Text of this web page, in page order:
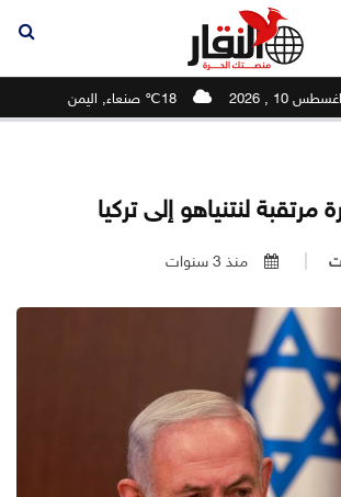
10 , 2026 18℃ صنعاء, اليمن
لنتنياهو إلى تركيا
منذ 3 سنوات